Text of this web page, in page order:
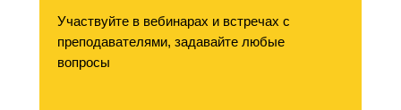
Участвуйте в вебинарах и встречах с
преподавателями, задавайте любые
вопросы